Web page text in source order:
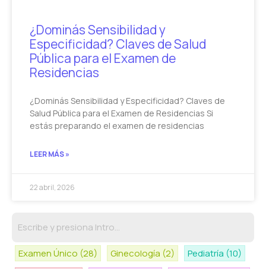
¿Dominás Sensibilidad y
Especificidad? Claves de Salud
Pública para el Examen de
Residencias
¿Dominás Sensibilidad y Especificidad? Claves de
Salud Pública para el Examen de Residencias Si
estás preparando el examen de residencias
LEER MÁS »
22 abril, 2026
Examen Único (28) Ginecología (2) Pediatría (10)